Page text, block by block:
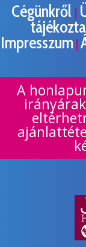
Cégünkről |
Impresszum|
A